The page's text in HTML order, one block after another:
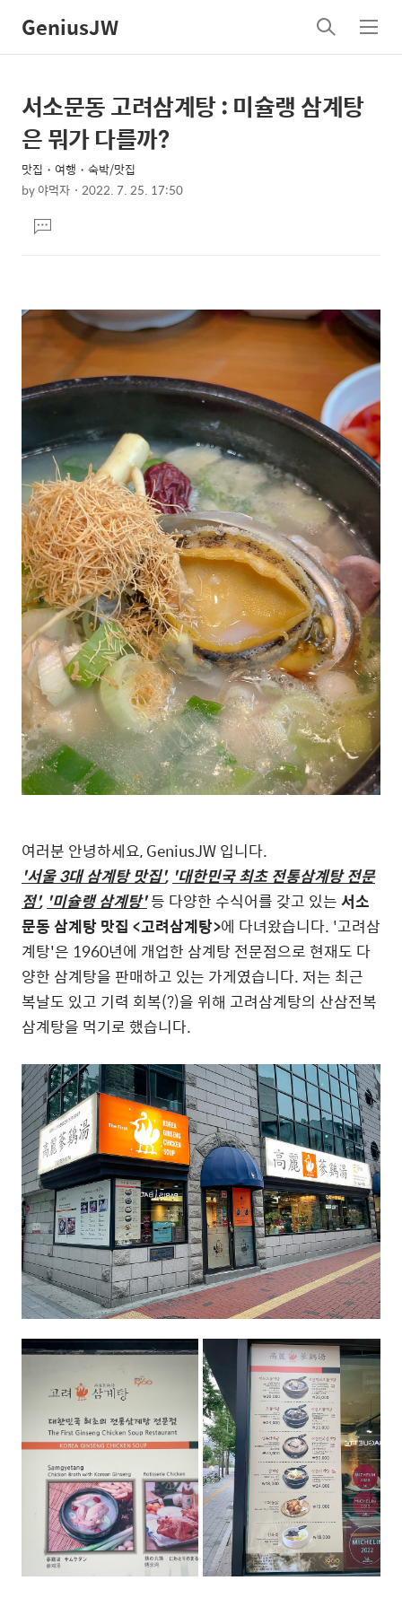
GeniusJW
검
색
메
뉴
상
세
컨
텐
본
문
제
목
서소문동 고려삼계탕 : 미슐랭 삼계탕
은 뭐가 다를까?
맛집・여행・숙박/맛집
by야먹자 2022. 7. 25. 17:50
문댓
글
여러분 안녕하세요, GeniusJW 입니다.
'서울 3대 삼계탕 맛집', '대한민국 최초 전통삼계탕 전문
점', '미슐랭 삼계탕'등 다양한 수식어를 갖고 있는서소
문동 삼계탕 맛집 <고려삼계탕>에 다녀왔습니다. '고려삼
계탕'은 1960년에 개업한 삼계탕 전문점으로 현재도 다
양한 삼계탕을 판매하고 있는 가게였습니다. 저는 최근
복날도 있고 기력 회복(?)을 위해 고려삼계탕의 산삼전복
삼계탕을 먹기로 했습니다.